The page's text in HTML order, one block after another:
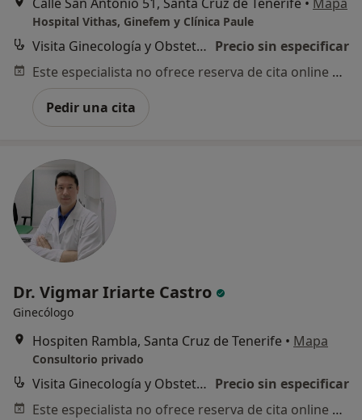
Calle San Antonio 51, Santa Cruz de Tenerife • Mapa
Hospital Vithas, Ginefem y Clínica Paule
Visita Ginecología y Obstetricia Precio sin especificar
Este especialista no ofrece reserva de cita online en esta dirección.
Pedir una cita
Dr. Vigmar Iriarte Castro
Ginecólogo
Hospiten Rambla, Santa Cruz de Tenerife • Mapa
Consultorio privado
Visita Ginecología y Obstetricia Precio sin especificar
Este especialista no ofrece reserva de cita online en esta dirección.